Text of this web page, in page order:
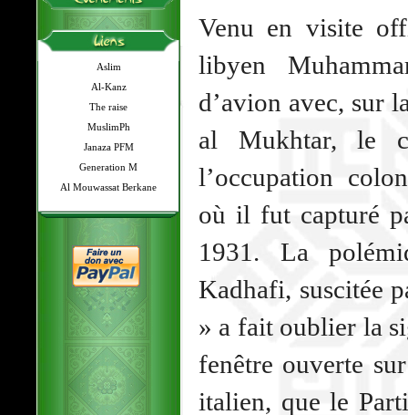
Aslim
Al-Kanz
The raise
MuslimPh
Janaza PFM
Generation M
Al Mouwassat Berkane
Venu en visite
libyen
d’avion avec, sur
al Mukhtar, le
l’occupation
où il fut capturé
1931. La
Kadhafi, suscitée
» a fait oublier la
fenêtre ouverte
italien, que le